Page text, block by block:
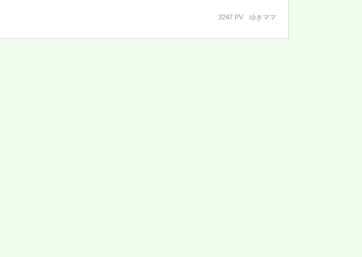
ゆきママ
3247 PV